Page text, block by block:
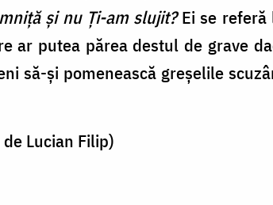
şi nu Ţi-am slujit?Ei se referă
ar putea părea destul de grave
să-și pomenească greșelile
Lucian Filip)